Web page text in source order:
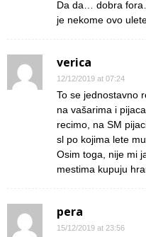
Da da… dobra
je nekome ovo
verica
12/12/2019 at 07:24
To se jednostavno
na vašarima i
recimo, na SM
sl po kojima lete
Osim toga, nije mi
mestima kupuju
pera
15/12/2019 at 23:56